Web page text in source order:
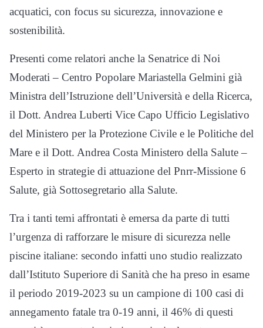
acquatici, con focus su sicurezza, innovazione e
sostenibilità.
Presenti come relatori anche la Senatrice di Noi
Moderati – Centro Popolare Mariastella Gelmini già
Ministra dell’Istruzione dell’Università e della Ricerca,
il Dott. Andrea Luberti Vice Capo Ufficio Legislativo
del Ministero per la Protezione Civile e le Politiche del
Mare e il Dott. Andrea Costa Ministero della Salute –
Esperto in strategie di attuazione del Pnrr-Missione 6
Salute, già Sottosegretario alla Salute.
Tra i tanti temi affrontati è emersa da parte di tutti
l’urgenza di rafforzare le misure di sicurezza nelle
piscine italiane: secondo infatti uno studio realizzato
dall’Istituto Superiore di Sanità che ha preso in esame
il periodo 2019-2023 su un campione di 100 casi di
annegamento fatale tra 0-19 anni, il 46% di questi